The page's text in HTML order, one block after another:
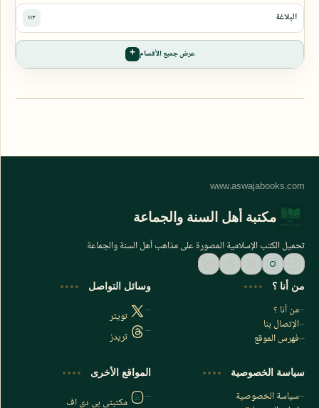
عرض جميع الأقسام
اشترك الآن
اشترك في قناتنا على تليجرام
مكتبة أهل السنة والجماعة
تحميل الكتب الإسلامية المصورة على مذاهب أهل السنة والجماعة
من أنا ؟
من أنا ؟
الإتصال بنا
فهرس الموقع
وسائل التواصل
تويتر
ثريدز
سياسة الخصوصية
سياسة الخصوصية
المواقع الأخرى
مكتبتي بي دي اف